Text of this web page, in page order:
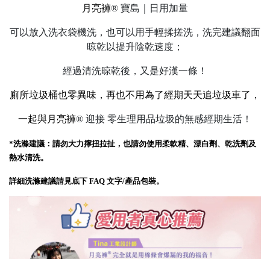
月亮褲® 寶島｜日用加量
可以放入洗衣袋機洗，也可以用手輕揉搓洗，洗完建議翻面
晾乾以提升陰乾速度；
經過清洗晾乾後，又是好漢一條！
廁所垃圾桶也零異味，再也不用為了經期天天追垃圾車了，
一起與月亮褲® 迎接 零生理用品垃圾的無感經期生活！
*洗滌建議：請勿大力擰扭拉扯，也請勿使用柔軟精、漂白劑、乾洗劑及
熱水清洗。
詳細洗滌建議請見底下 FAQ 文字/產品包裝。